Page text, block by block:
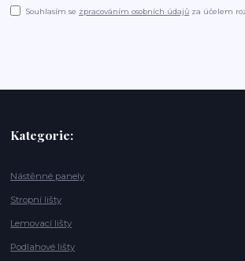
Souhlasím se zpracováním osobních údajů za účelem
Kategorie:
Nástěnné panely
Stropní lišty
Lemovací lišty
Podlahové lišty